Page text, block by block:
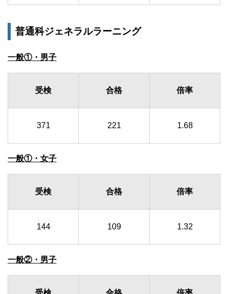
普通科ジェネラルラーニング
一般①・男子
受検 合格 倍率
371 221 1.68
一般①・女子
受検 合格 倍率
144 109 1.32
一般②・男子